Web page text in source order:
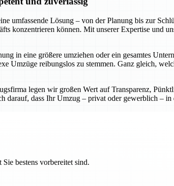
Lösung – von der Planung bis zur
konzentrieren können. Mit unserer Expertise und
in eine größere umziehen oder ein gesamtes
Umzüge reibungslos zu stemmen. Ganz gleich,
legen wir großen Wert auf Transparenz,
darauf, dass Ihr Umzug – privat oder gewerblich –
bestens vorbereitet sind.